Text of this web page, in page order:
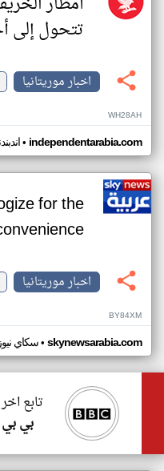
تتحول إلى
اخبار موريتانيا
WH28AH
• independentarabia.com
for the
اخبار موريتانيا
BY84XM
سكاي• skynewsarabia.com
تابع
بي